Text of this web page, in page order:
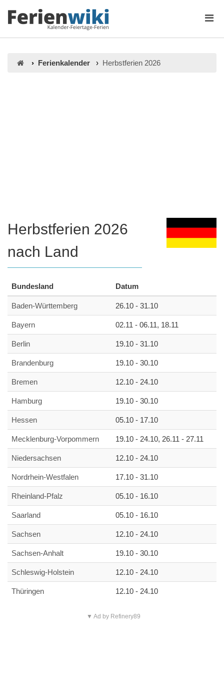
Ferienkalender Herbstferien 2026
Herbstferien 2026
nach Land
Bundesland Datum
Baden-Württemberg 26.10 - 31.10
Bayern 02.11 - 06.11, 18.11
Berlin 19.10 - 31.10
Brandenburg 19.10 - 30.10
Bremen 12.10 - 24.10
Hamburg 19.10 - 30.10
Hessen 05.10 - 17.10
Mecklenburg-Vorpommern 19.10 - 24.10, 26.11 - 27.11
Niedersachsen 12.10 - 24.10
Nordrhein-Westfalen 17.10 - 31.10
Rheinland-Pfalz 05.10 - 16.10
Saarland 05.10 - 16.10
Sachsen 12.10 - 24.10
Sachsen-Anhalt 19.10 - 30.10
Schleswig-Holstein 12.10 - 24.10
Thüringen 12.10 - 24.10
▼ Ad by Refinery89